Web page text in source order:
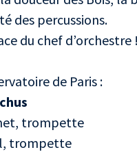
des percussions.
du chef d’orchestre !
de Paris :
Bacchus
trompette
trompette